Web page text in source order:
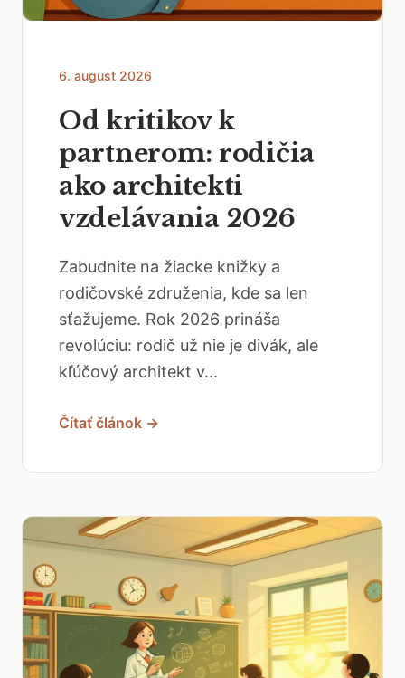
6. august 2026
Od kritikov k
partnerom: rodičia
ako architekti
vzdelávania 2026
Zabudnite na žiacke knižky a
rodičovské združenia, kde sa len
sťažujeme. Rok 2026 prináša
revolúciu: rodič už nie je divák, ale
kľúčový architekt v...
Čítať článok →